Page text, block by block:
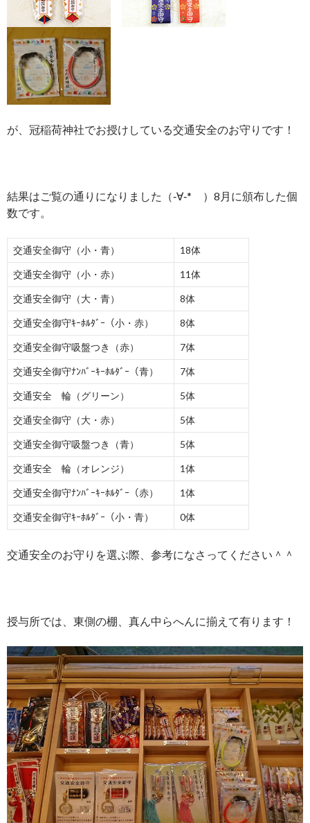
が、冠稲荷神社でお授けしている交通安全のお守りです！
結果はご覧の通りになりました（‐∀‐* ）8月に頒布した個
数です。
交通安全御守（小・青） 18体
交通安全御守（小・赤） 11体
交通安全御守（大・青） 8体
交通安全御守ｷｰﾎﾙﾀﾞｰ（小・赤） 8体
交通安全御守吸盤つき（赤） 7体
交通安全御守ﾅﾝﾊﾞｰｷｰﾎﾙﾀﾞｰ（青） 7体
交通安全 輪（グリーン） 5体
交通安全御守（大・赤） 5体
交通安全御守吸盤つき（青） 5体
交通安全 輪（オレンジ） 1体
交通安全御守ﾅﾝﾊﾞｰｷｰﾎﾙﾀﾞｰ（赤） 1体
交通安全御守ｷｰﾎﾙﾀﾞｰ（小・青） 0体
交通安全のお守りを選ぶ際、参考になさってください＾＾
授与所では、東側の棚、真ん中らへんに揃えて有ります！